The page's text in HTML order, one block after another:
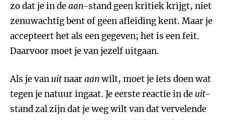
zo dat je in deaan-stand geen kritiek krijgt, niet
zenuwachtig bent of geen afleiding kent. Maar je
accepteert het als een gegeven; het is een feit.
Daarvoor moet je van jezelf uitgaan.
Als je van uitnaaraanwilt, moet je iets doen wat
tegen je natuur ingaat. Je eerste reactie in de uit-
stand zal zijn dat je weg wilt van dat vervelende